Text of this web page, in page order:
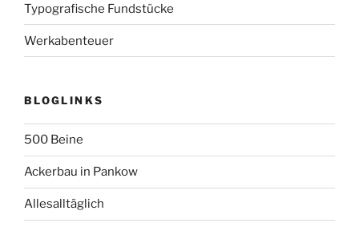
Typografische Fundstücke
Werkabenteuer
BLOGLINKS
500 Beine
Ackerbau in Pankow
Allesalltäglich